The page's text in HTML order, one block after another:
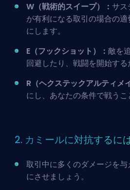
W（戦術的スイープ）： サス
が有利になる取引の場合の
にします。
E（フックショット）： 敵を
回避したり、戦闘を開始する
R（ヘクステックアルティメ
にし、あなたの条件で戦うこ
2. カミールに対抗するに
取引中に多くのダメージを
にさせましょう。